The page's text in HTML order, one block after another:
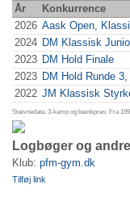
År Konkurrence
2026 Aask Open,
2024 DM Klassisk
2023 DM Hold Finale
2023 DM Hold Runde
2022 JM Klassisk
Stævnedata: 3-kamp og bænkpres: Fra
Logbøger og
Klub: pfm-gym.dk
Tilføj link